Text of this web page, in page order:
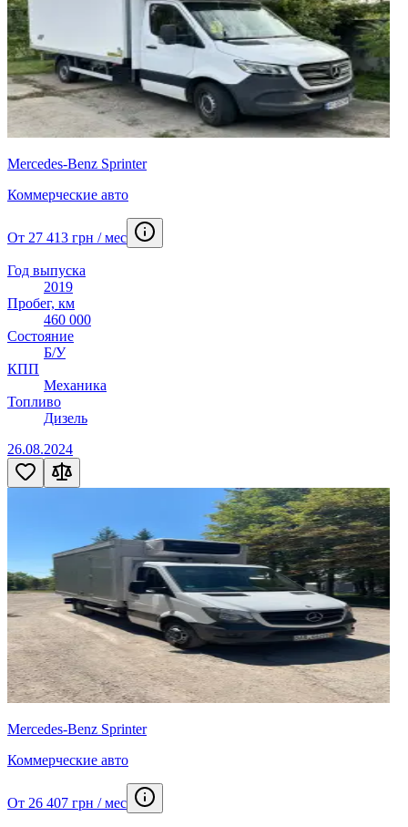
Mercedes-Benz Sprinter
Коммерческие авто
От 27 413 грн / мес
Год выпуска
2019
Пробег, км
460 000
Состояние
Б/У
КПП
Механика
Топливо
Дизель
26.08.2024
Mercedes-Benz Sprinter
Коммерческие авто
От 26 407 грн / мес